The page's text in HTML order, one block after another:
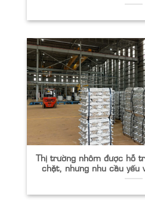
Thị trường nhôm được hỗ
chặt, nhưng nhu cầu yếu